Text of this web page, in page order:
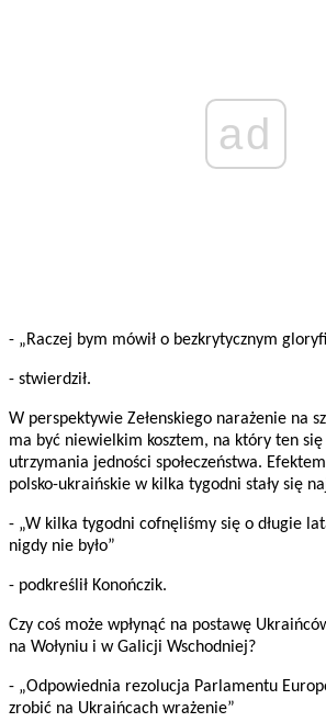
ad
- „Raczej bym mówił o bezkrytycznym
- stwierdził.
W perspektywie Zełenskiego narażenie na
ma być niewielkim kosztem, na który ten się
utrzymania jedności społeczeństwa.
polsko-ukraińskie w kilka tygodni stały się
- „W kilka tygodni cofnęliśmy się o długie
nigdy nie było”
- podkreślił Konończik.
Czy coś może wpłynąć na postawę
na Wołyniu i w Galicji Wschodniej?
- „Odpowiednia rezolucja Parlamentu
zrobić na Ukraińcach wrażenie”